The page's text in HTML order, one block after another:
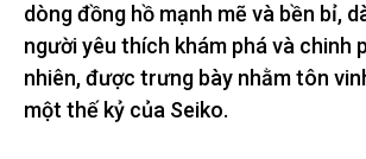
dòng đồng hồ mạnh mẽ và bền bỉ,
người yêu thích khám phá và chinh
nhiên, được trưng bày nhằm tôn
một thế kỷ của Seiko.